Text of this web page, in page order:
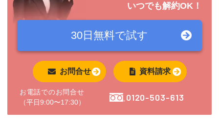
いつでも解約OK！
30日無料で試す
お問合せ 資料請求
お電話でのお問合せ
（平日9:00〜17:30）
0120-503-613